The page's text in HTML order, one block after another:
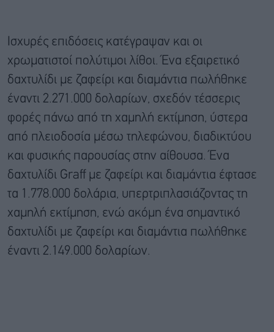
Ισχυρές επιδόσεις κατέγραψαν και οι
χρωματιστοί πολύτιμοι λίθοι. Ένα εξαιρετικό
δαχτυλίδι με ζαφείρι και διαμάντια πωλήθηκε
έναντι 2.271.000 δολαρίων, σχεδόν τέσσερις
φορές πάνω από τη χαμηλή εκτίμηση, ύστερα
από πλειοδοσία μέσω τηλεφώνου, διαδικτύου
και φυσικής παρουσίας στην αίθουσα. Ένα
δαχτυλίδι Graff με ζαφείρι και διαμάντια έφτασε
τα 1.778.000 δολάρια, υπερτριπλασιάζοντας τη
χαμηλή εκτίμηση, ενώ ακόμη ένα σημαντικό
δαχτυλίδι με ζαφείρι και διαμάντια πωλήθηκε
έναντι 2.149.000 δολαρίων.